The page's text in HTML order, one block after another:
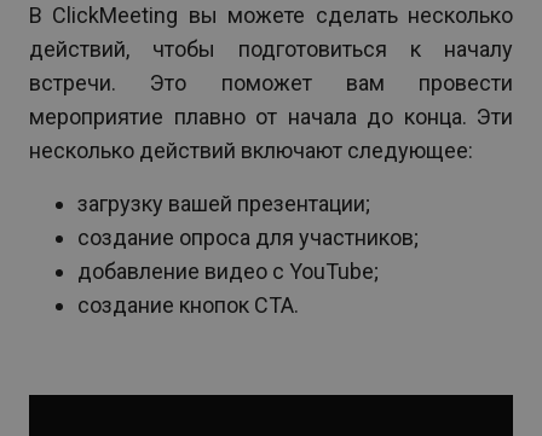
В ClickMeeting вы можете сделать несколько
действий, чтобы подготовиться к началу
встречи. Это поможет вам провести
мероприятие плавно от начала до конца. Эти
несколько действий включают следующее:
загрузку вашей презентации;
создание опроса для участников;
добавление видео с YouTube;
создание кнопок CTA.